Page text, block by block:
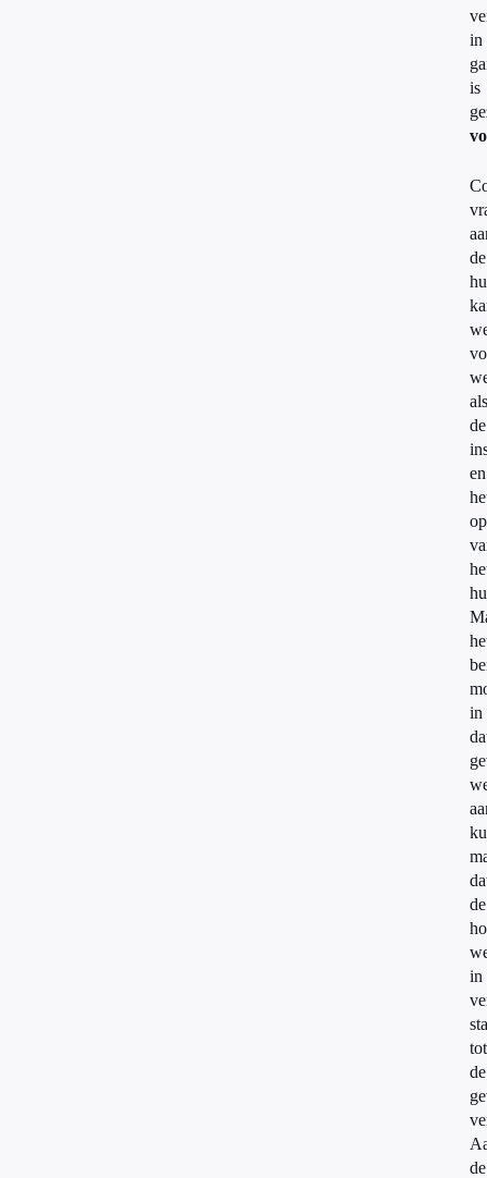
in
is
de
als
de
en
in
de
in
tot
de
de